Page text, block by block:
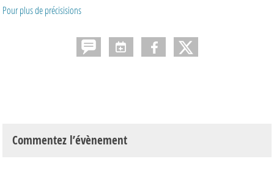
Pour plus de précisisions
Commentez l’évènement